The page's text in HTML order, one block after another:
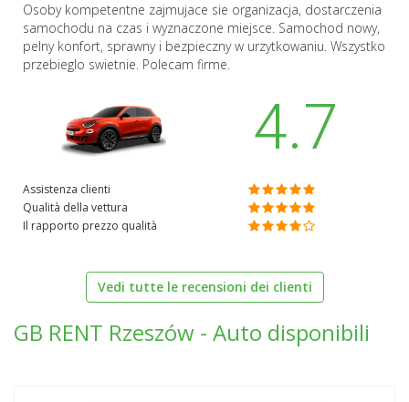
Osoby kompetentne zajmujace sie organizacja, dostarczenia
samochodu na czas i wyznaczone miejsce. Samochod nowy,
pelny konfort, sprawny i bezpieczny w urzytkowaniu. Wszystko
przebieglo swietnie. Polecam firme.
4.7
Assistenza clienti
Qualità della vettura
Il rapporto prezzo qualità
Vedi tutte le recensioni dei clienti
GB RENT Rzeszów - Auto disponibili